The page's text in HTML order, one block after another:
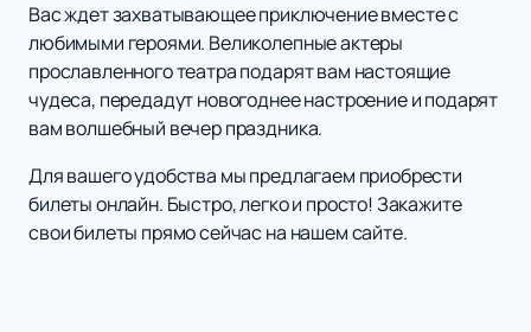
Вас ждет захватывающее приключение вместе с
любимыми героями. Великолепные актеры
прославленного театра подарят вам настоящие
чудеса, передадут новогоднее настроение и подарят
вам волшебный вечер праздника.
Для вашего удобства мы предлагаем приобрести
билеты онлайн. Быстро, легко и просто! Закажите
свои билеты прямо сейчас на нашем сайте.